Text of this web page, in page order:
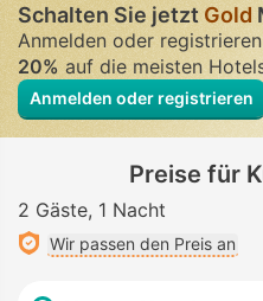
Schalten Sie jetztGold
Anmelden oder
20%auf die meisten
Anmelden oder registrieren
Preise für
2 Gäste 1 Nacht
Wir passen den Preis an